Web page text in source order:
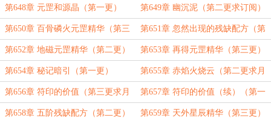
票）
第648章 元罡和源晶（第一更） 第649章 幽沉泥（第二更求订阅）
第650章 百骨磷火元罡精华（第三
更）
第651章 忽然出现的残缺配方（第
一更）
第652章 地磁元罡精华（第二更） 第653章 再得元罡精华（第三更）
第654章 秘记暗引（第一更） 第655章 赤焰火烧云（第二更求月
票）
第656章 符印的价值（第三更求月
票）
第657章 符印的价值（续）（第一
更）
第658章 五阶残缺配方（第二更） 第659章 天外星辰精华（第三更）